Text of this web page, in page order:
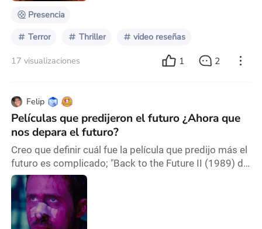
Presencia
Terror Thriller video reseñas
17 visualizaciones 1 2
Felip
Películas que predijeron el futuro ¿Ahora que
nos depara el futuro?
Creo que definir cuál fue la película que predijo más el
futuro es complicado; "Back to the Future II (1989) de
Robert Zemeckis" predijo gafas inteligetes, las casas
tecnológicas o las videollamadas, estás últimas
también predecidas en “2001: A Space Odyssey
(1968) de Stanley Kubrick” predijo los viajes